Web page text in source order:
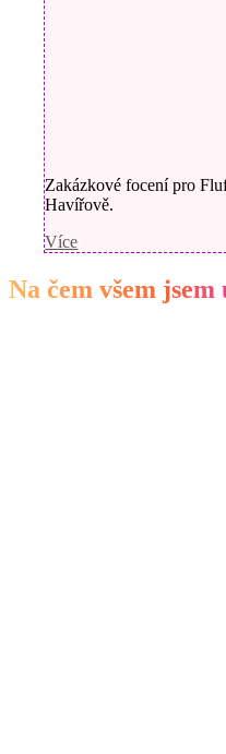
Zakázkové focení pro
Havířově.
Více
Na čem všem jsem